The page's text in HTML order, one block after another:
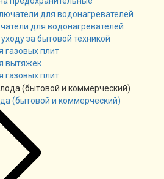
для водонагревателей
за бытовой техникой
газовых плит
вытяжек
газовых плит
(бытовой и коммерческий)